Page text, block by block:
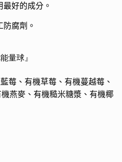
好的成分。
腐劑。
量球』
莓、有機草莓、有機蔓越莓、
燕麥、有機糙米糖漿、有機椰